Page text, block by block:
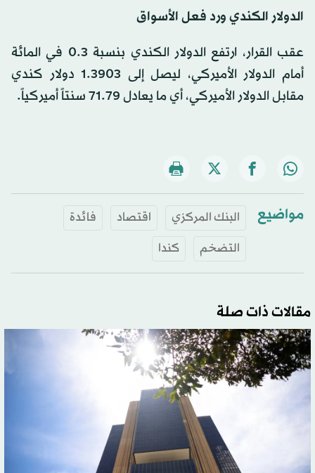
الدولار الكندي ورد فعل الأسواق
عقب القرار، ارتفع الدولار الكندي بنسبة 0.3 في المائة
أمام الدولار الأميركي، ليصل إلى 1.3903 دولار كندي
مقابل الدولار الأميركي، أي ما يعادل 71.79 سنتاً أميركياً.
مواضيع البنك المركزي اقتصاد
فائدة
التضخم
كندا
مقالات ذات صلة